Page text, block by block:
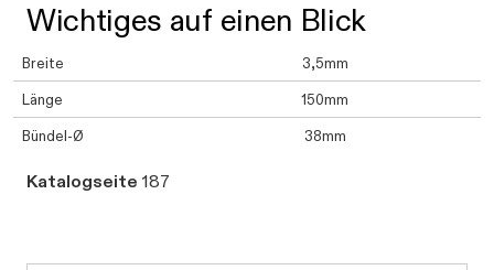
Wichtiges auf einen Blick
Breite 3,5mm
Länge 150mm
Bündel-Ø 38mm
Katalogseite 187